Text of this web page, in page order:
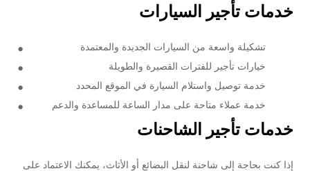
خدمات تأجير السيارات
تشكيلة واسعة من السيارات الجديدة والمعتمدة
خيارات تأجير للفترات القصيرة والطويلة
خدمة توصيل واستلام السيارة في الموقع المحدد
خدمة عملاء متاحة على مدار الساعة للمساعدة والدعم
خدمات تأجير الشاحنات
إذا كنت بحاجة إلى شاحنة لنقل البضائع أو الأثاث، يمكنك الاعتماد على